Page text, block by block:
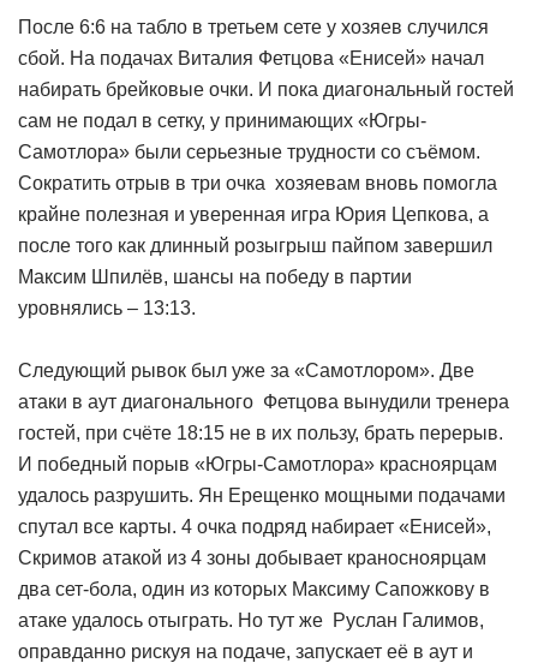
После 6:6 на табло в третьем сете у хозяев случился
сбой. На подачах Виталия Фетцова «Енисей» начал
набирать брейковые очки. И пока диагональный гостей
сам не подал в сетку, у принимающих «Югры-
Самотлора» были серьезные трудности со съёмом.
Сократить отрыв в три очка хозяевам вновь помогла
крайне полезная и уверенная игра Юрия Цепкова, а
после того как длинный розыгрыш пайпом завершил
Максим Шпилёв, шансы на победу в партии
уровнялись – 13:13.
Следующий рывок был уже за «Самотлором». Две
атаки в аут диагонального Фетцова вынудили тренера
гостей, при счёте 18:15 не в их пользу, брать перерыв.
И победный порыв «Югры-Самотлора» красноярцам
удалось разрушить. Ян Ерещенко мощными подачами
спутал все карты. 4 очка подряд набирает «Енисей»,
Скримов атакой из 4 зоны добывает краносноярцам
два сет-бола, один из которых Максиму Сапожкову в
атаке удалось отыграть. Но тут же Руслан Галимов,
оправданно рискуя на подаче, запускает её в аут и